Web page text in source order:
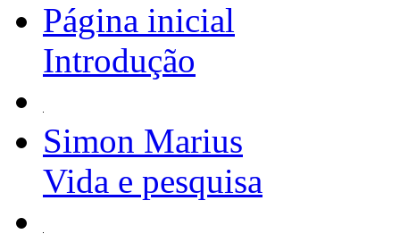
Página inicial
Introdução
Simon Marius
Vida e pesquisa